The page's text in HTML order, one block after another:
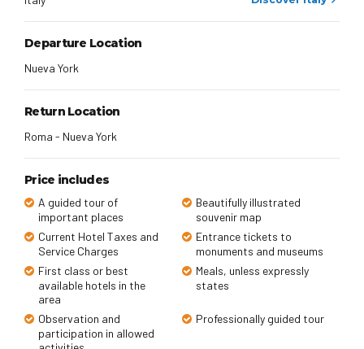
Departure Location
Nueva York
Return Location
Roma - Nueva York
Price includes
A guided tour of
important places
Beautifully illustrated
souvenir map
Current Hotel Taxes and
Service Charges
Entrance tickets to
monuments and museums
First class or best
available hotels in the
area
Meals, unless expressly
states
Observation and
participation in allowed
Professionally guided tour